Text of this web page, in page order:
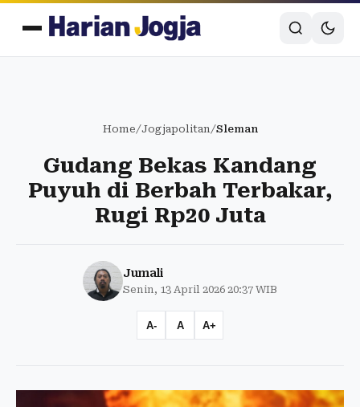
Home/Jogjapolitan/Sleman
Gudang Bekas Kandang
Puyuh di Berbah Terbakar,
Rugi Rp20 Juta
Jumali
Senin, 13 April 2026 20:37 WIB
A- A A+